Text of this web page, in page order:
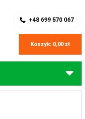
+48 699 570 067
Koszyk: 0,00 zł